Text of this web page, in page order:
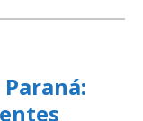
Paraná: